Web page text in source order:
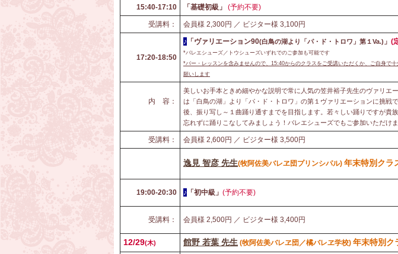
15:40-17:10 「基礎初級」 (予約不要)
受講料： 会員様 2,300円 ／ ビジター様 3,100円
17:20-18:50
♪ 「ヴァリエーション90(白鳥の湖より「パ・ド・トロワ」第１Va.) 」 (
*バレエシューズ／トウシューズいずれでのご参加も可能です
*バー・レッスンを含みませんので、15:40からのクラスをご受講いただくか、ご自身で
願いします
内 容：
美しいお手本ときめ細やかな説明で常に人気の笠井裕子先生のヴァリエ
は「白鳥の湖」より「パ・ド・トロワ」の第１ヴァリエーションに挑戦
後、振り写し～１曲踊り通すまでを目指します。若々しい踊りですが貴
忘れずに踊りこなしてみましょう！バレエシューズでもご参加いただけま
受講料： 会員様 2,600円 ／ ビジター様 3,500円
逸見 智彦 先生(牧阿佐美バレヱ団プリンシパル) 年末特別クラ
19:00-20:30 ♪ 「初中級」 (予約不要)
受講料： 会員様 2,500円 ／ ビジター様 3,400円
12/29(木) 館野 若葉 先生 (牧阿佐美バレヱ団／橘バレヱ学校) 年末特別ク